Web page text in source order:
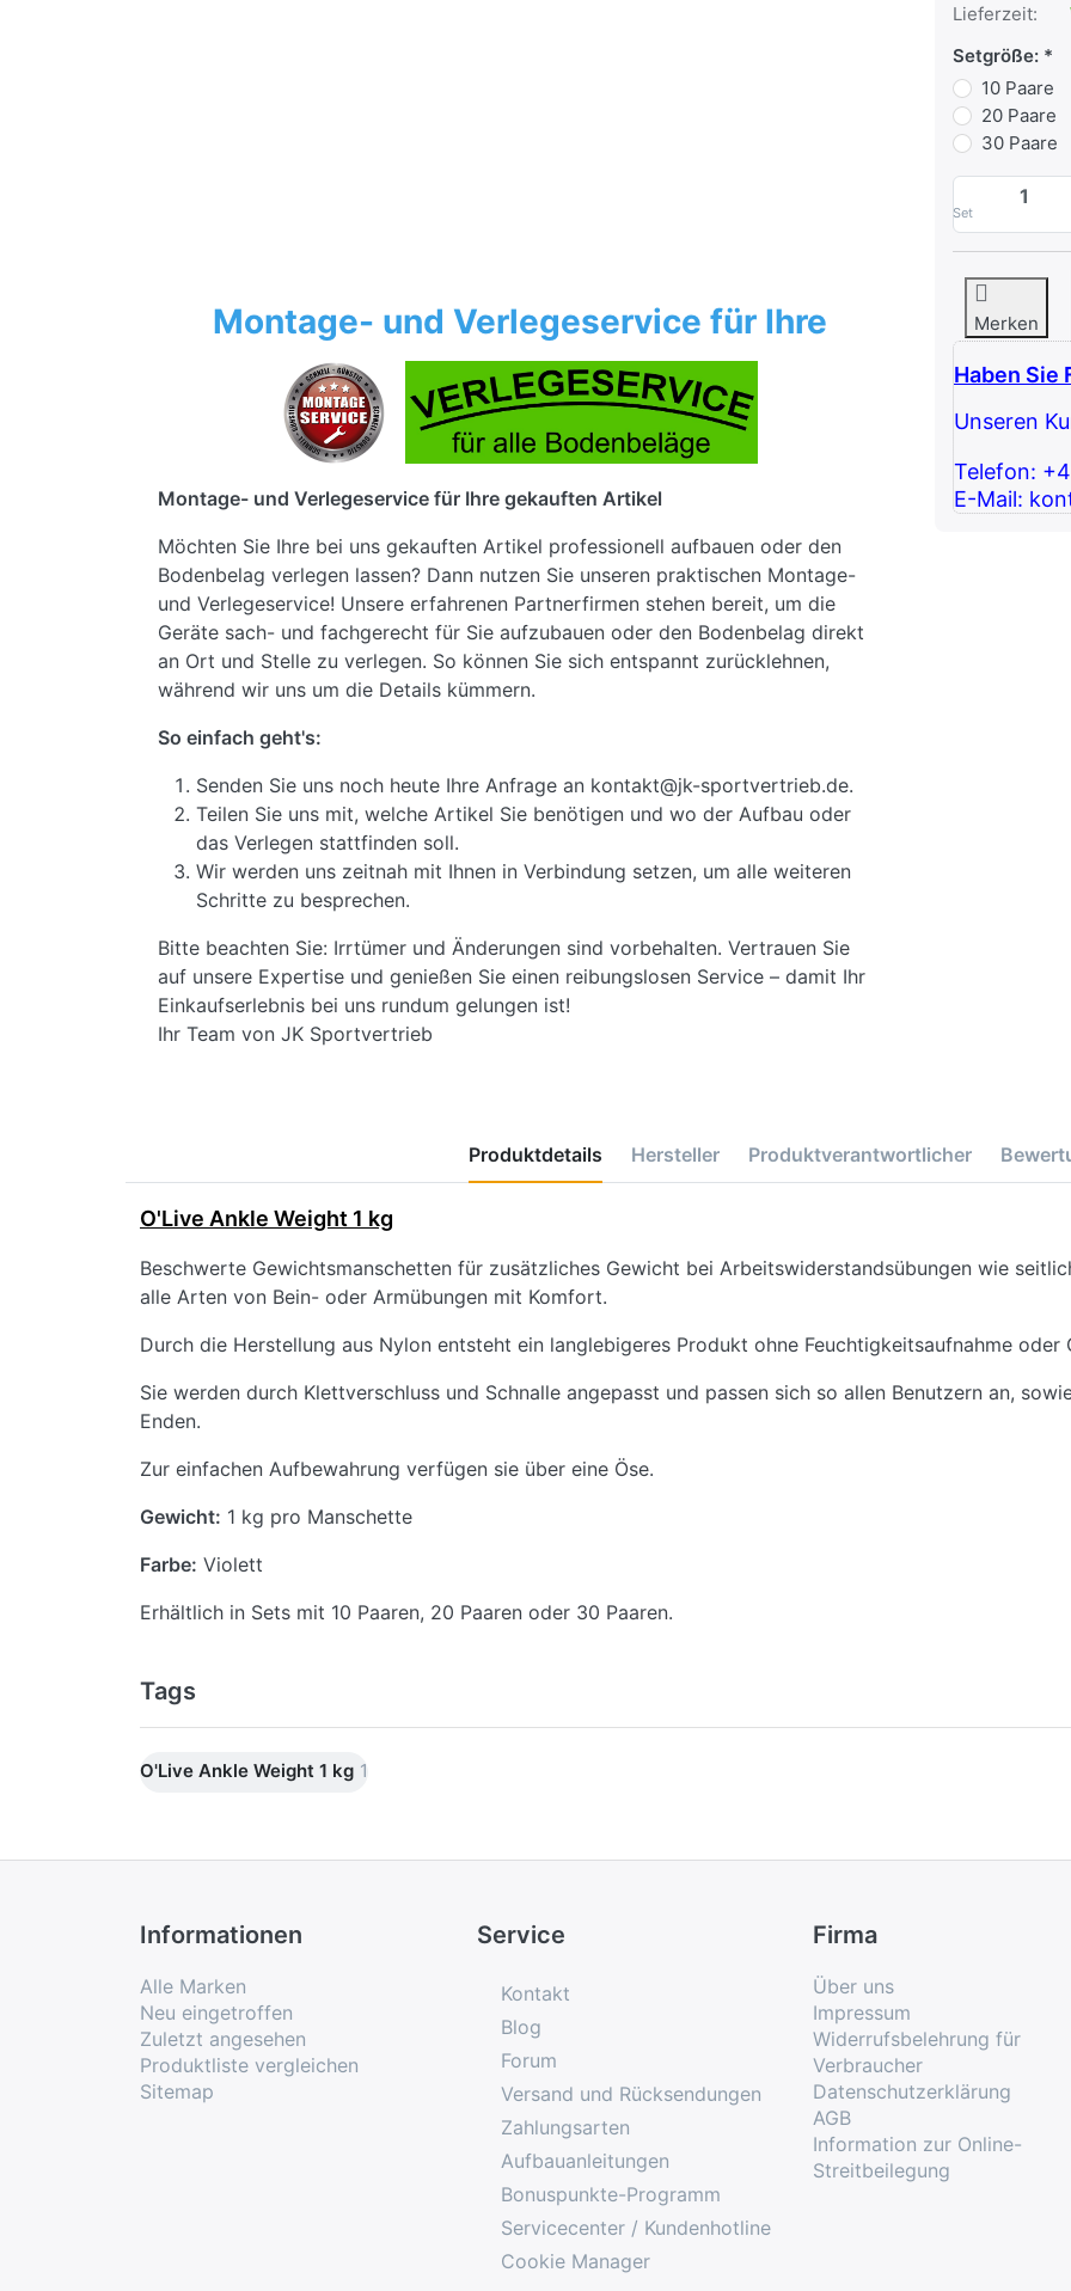
Montage- und Verlegeservice für Ihre
Montage- und Verlegeservice für Ihre gekauften Artikel
Möchten Sie Ihre bei uns gekauften Artikel professionell aufbauen oder den
Bodenbelag verlegen lassen? Dann nutzen Sie unseren praktischen Montage-
und Verlegeservice! Unsere erfahrenen Partnerfirmen stehen bereit, um die
Geräte sach- und fachgerecht für Sie aufzubauen oder den Bodenbelag direkt
an Ort und Stelle zu verlegen. So können Sie sich entspannt zurücklehnen,
während wir uns um die Details kümmern.
So einfach geht's:
Senden Sie uns noch heute Ihre Anfrage an kontakt@jk-sportvertrieb.de.
Teilen Sie uns mit, welche Artikel Sie benötigen und wo der Aufbau oder
das Verlegen stattfinden soll.
Wir werden uns zeitnah mit Ihnen in Verbindung setzen, um alle weiteren
Schritte zu besprechen.
Bitte beachten Sie: Irrtümer und Änderungen sind vorbehalten. Vertrauen Sie
auf unsere Expertise und genießen Sie einen reibungslosen Service – damit Ihr
Einkaufserlebnis bei uns rundum gelungen ist!
Ihr Team von JK Sportvertrieb
Lieferzeit:
Setgröße:
10 Paare
20 Paare
30 Paare
Set
Merken
Haben Sie
Unseren
Telefon:
E-Mail:
Produktdetails Hersteller Produktverantwortlicher
O'Live Ankle Weight 1 kg
Beschwerte Gewichtsmanschetten für zusätzliches Gewicht bei Arbeitswiderstandsübungen wie
alle Arten von Bein- oder Armübungen mit Komfort.
Durch die Herstellung aus Nylon entsteht ein langlebigeres Produkt ohne Feuchtigkeitsaufnahme oder
Sie werden durch Klettverschluss und Schnalle angepasst und passen sich so allen Benutzern an,
Enden.
Zur einfachen Aufbewahrung verfügen sie über eine Öse.
Gewicht: 1 kg pro Manschette
Farbe: Violett
Erhältlich in Sets mit 10 Paaren, 20 Paaren oder 30 Paaren.
Tags
O'Live Ankle Weight 1 kg 1
Informationen
Alle Marken
Neu eingetroffen
Zuletzt angesehen
Produktliste vergleichen
Sitemap
Service
Kontakt
Blog
Forum
Versand und Rücksendungen
Zahlungsarten
Aufbauanleitungen
Bonuspunkte-Programm
Servicecenter / Kundenhotline
Cookie Manager
Firma
Über uns
Impressum
Widerrufsbelehrung für
Verbraucher
Datenschutzerklärung
AGB
Information zur Online-
Streitbeilegung